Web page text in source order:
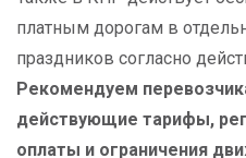
платным дорогам в
праздников согласно
Рекомендуем
действующие тарифы,
оплаты и ограничения